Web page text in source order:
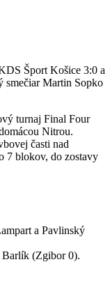
Šport Košice 3:0 a
smečiar Martin Sopko
turnaj Final Four
Nitrou.
časti nad
7 blokov, do zostavy
a Pavlinský
Barlík (Zgibor 0).